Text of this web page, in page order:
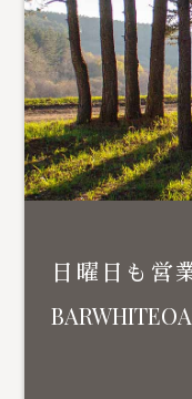
日曜日も営